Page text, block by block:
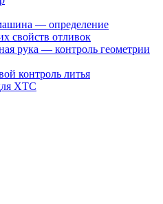
— определение
свойств отливок
рука — контроль геометрии
контроль литья
ХТС